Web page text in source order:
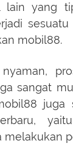
lain yang
mobil88.
sangat
juga
melakukan